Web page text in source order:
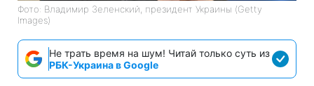
Фото: Владимир Зеленский, президент Украины (Getty
Images)
Не трать время на шум! Читай только суть из
РБК-Украина в Google